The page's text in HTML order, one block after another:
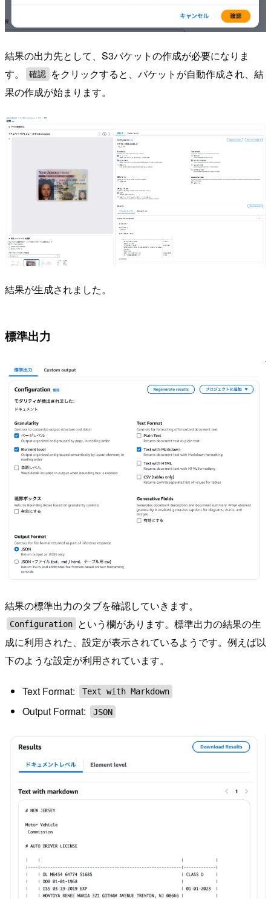
結果の出力先として、S3バケットの作成が必要になりま
す。
確認
をクリックすると、バケットが自動作成され、結
果の作成が始まります。
結果が生成されました。
標準出力
結果の標準出力のタブを確認していきます。
Configuration
という欄があります。標準出力の結果の生
成に利用された、設定が表示されているようです。例えば以
下のような設定が利用されています。
Text Format: Text with Markdown
Output Format: JSON